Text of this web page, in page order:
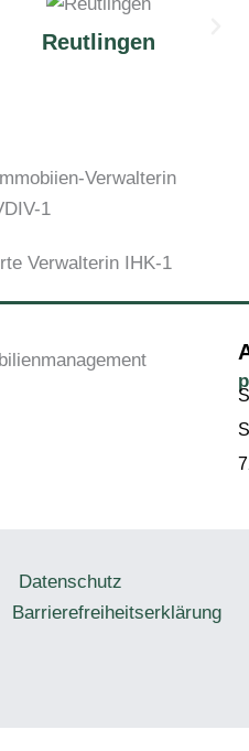
Reutlingen
Datenschutz
Barrierefreiheitserklärung